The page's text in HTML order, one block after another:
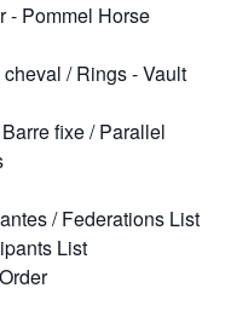
- Pommel Horse
/ Rings - Vault
fixe / Parallel
/ Federations List
List